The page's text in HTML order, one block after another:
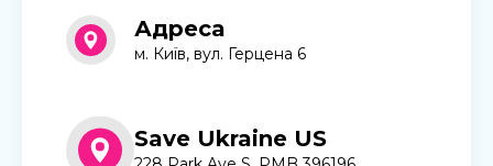
Адреса
м. Київ, вул. Герцена 6
Save Ukraine US